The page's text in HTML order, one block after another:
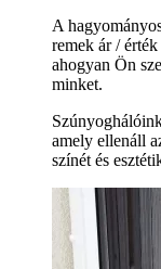
A
remek ár /
ahogyan Ön
minket.
amely ellenáll
színét és